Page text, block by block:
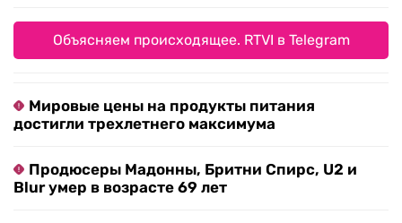
Объясняем происходящее. RTVI в Telegram
Мировые цены на продукты питания
достигли трехлетнего максимума
Продюсеры Мадонны, Бритни Спирс, U2 и
Blur умер в возрасте 69 лет